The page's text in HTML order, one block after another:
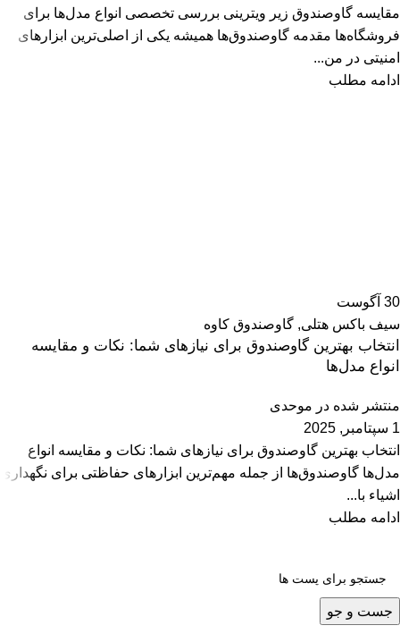
مقایسه گاوصندوق زیر ویترینی بررسی تخصصی انواع مدل‌ها برای
فروشگاه‌ها مقدمه گاوصندوق‌ها همیشه یکی از اصلی‌ترین ابزارهای
امنیتی در من...
ادامه مطلب
30 آگوست
سیف باکس هتلی, گاوصندوق کاوه
انتخاب بهترین گاوصندوق برای نیازهای شما: نکات و مقایسه
انواع مدل‌ها
منتشر شده در موحدی
1 سپتامبر, 2025
انتخاب بهترین گاوصندوق برای نیازهای شما: نکات و مقایسه انواع
مدل‌ها گاوصندوق‌ها از جمله مهم‌ترین ابزارهای حفاظتی برای نگهداری
اشیاء با...
ادامه مطلب
جست و جو